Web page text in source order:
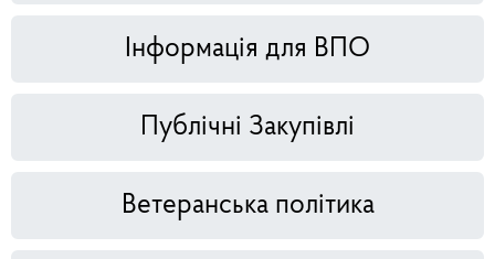
Інформація для ВПО
Публічні Закупівлі
Ветеранська політика